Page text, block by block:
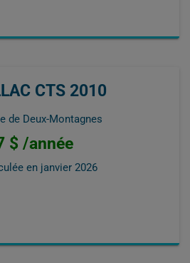
CTS 2010
de Deux-Montagnes
$ /année
en janvier 2026